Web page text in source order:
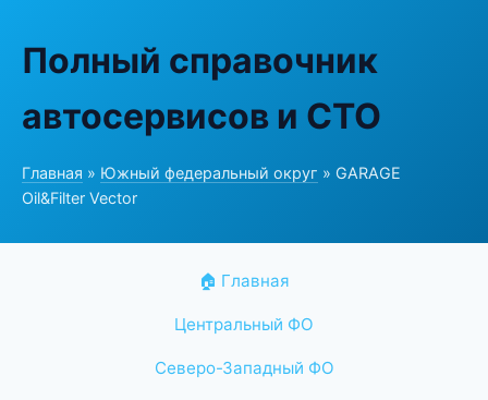
Полный справочник
автосервисов и СТО
Главная » Южный федеральный округ » GARAGE
Oil&Filter Vector
🏠 Главная
Центральный ФО
Северо-Западный ФО